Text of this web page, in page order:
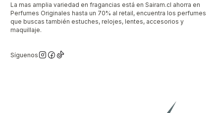
La mas amplia variedad en fragancias está en Sairam.cl ahorra en
Perfumes Originales hasta un 70% al retail, encuentra los perfumes
que buscas también estuches, relojes, lentes, accesorios y
maquillaje.
Síguenos